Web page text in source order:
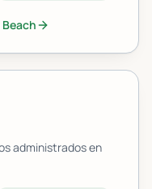
administrados en